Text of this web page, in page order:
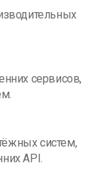
сервисов,
систем,
API.